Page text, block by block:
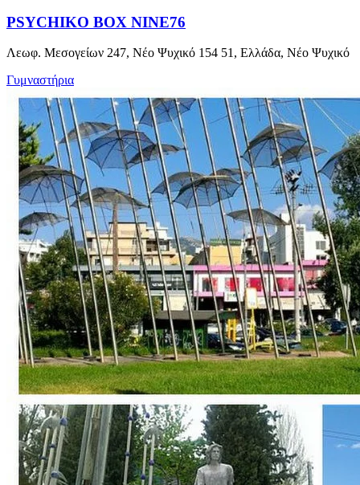
PSYCHIKO BOX NINE76
Λεωφ. Μεσογείων 247, Νέο Ψυχικό 154 51, Ελλάδα, Νέο Ψυχικό
Γυμναστήρια